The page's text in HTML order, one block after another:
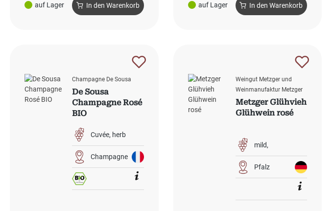
auf Lager In den Warenkorb auf Lager In den Warenkorb
Champagne De Sousa
De Sousa
Champagne Rosé
BIO
Cuvée herb
Champagne
Weingut Metzger und
Weinmanufaktur Metzger
Metzger Glühvieh
Glühwein rosé
mild
Pfalz